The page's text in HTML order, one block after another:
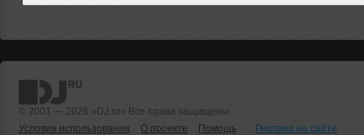
© 2001 — 2026 «DJ.ru» Все права защищены.
Условия использования
О проекте Помощь
Реклама на сайте